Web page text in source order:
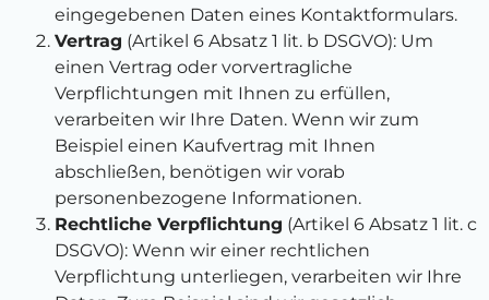
eingegebenen Daten eines Kontaktformulars.
Vertrag (Artikel 6 Absatz 1 lit. b DSGVO): Um
einen Vertrag oder vorvertragliche
Verpflichtungen mit Ihnen zu erfüllen,
verarbeiten wir Ihre Daten. Wenn wir zum
Beispiel einen Kaufvertrag mit Ihnen
abschließen, benötigen wir vorab
personenbezogene Informationen.
Rechtliche Verpflichtung (Artikel 6 Absatz 1 lit. c
DSGVO): Wenn wir einer rechtlichen
Verpflichtung unterliegen, verarbeiten wir Ihre